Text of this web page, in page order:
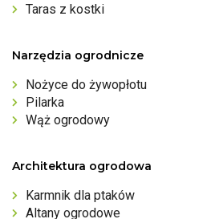
Taras z kostki
Narzędzia ogrodnicze
Nożyce do żywopłotu
Pilarka
Wąż ogrodowy
Architektura ogrodowa
Karmnik dla ptaków
Altany ogrodowe